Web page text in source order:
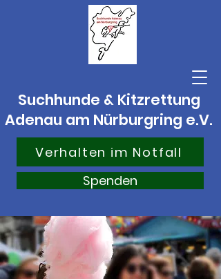
Suchhunde & Kitzrettung
Adenau am Nürburgring e.V.
Verhalten im Notfall
Spenden